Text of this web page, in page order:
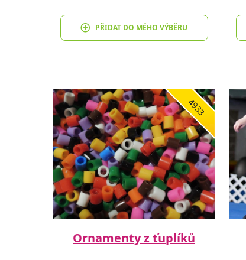
PŘIDAT DO MÉHO VÝBĚRU
4933
Ornamenty z ťuplíků